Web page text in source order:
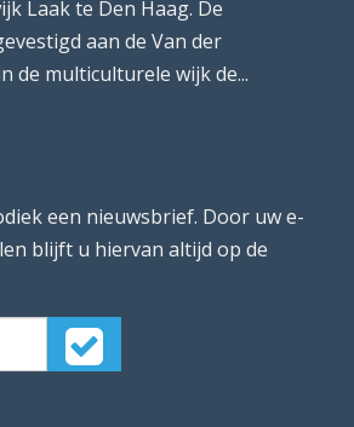
Laak te Den Haag. De
aan de Van der
de multiculturele wijk de...
een nieuwsbrief. Door uw e-
blijft u hiervan altijd op de